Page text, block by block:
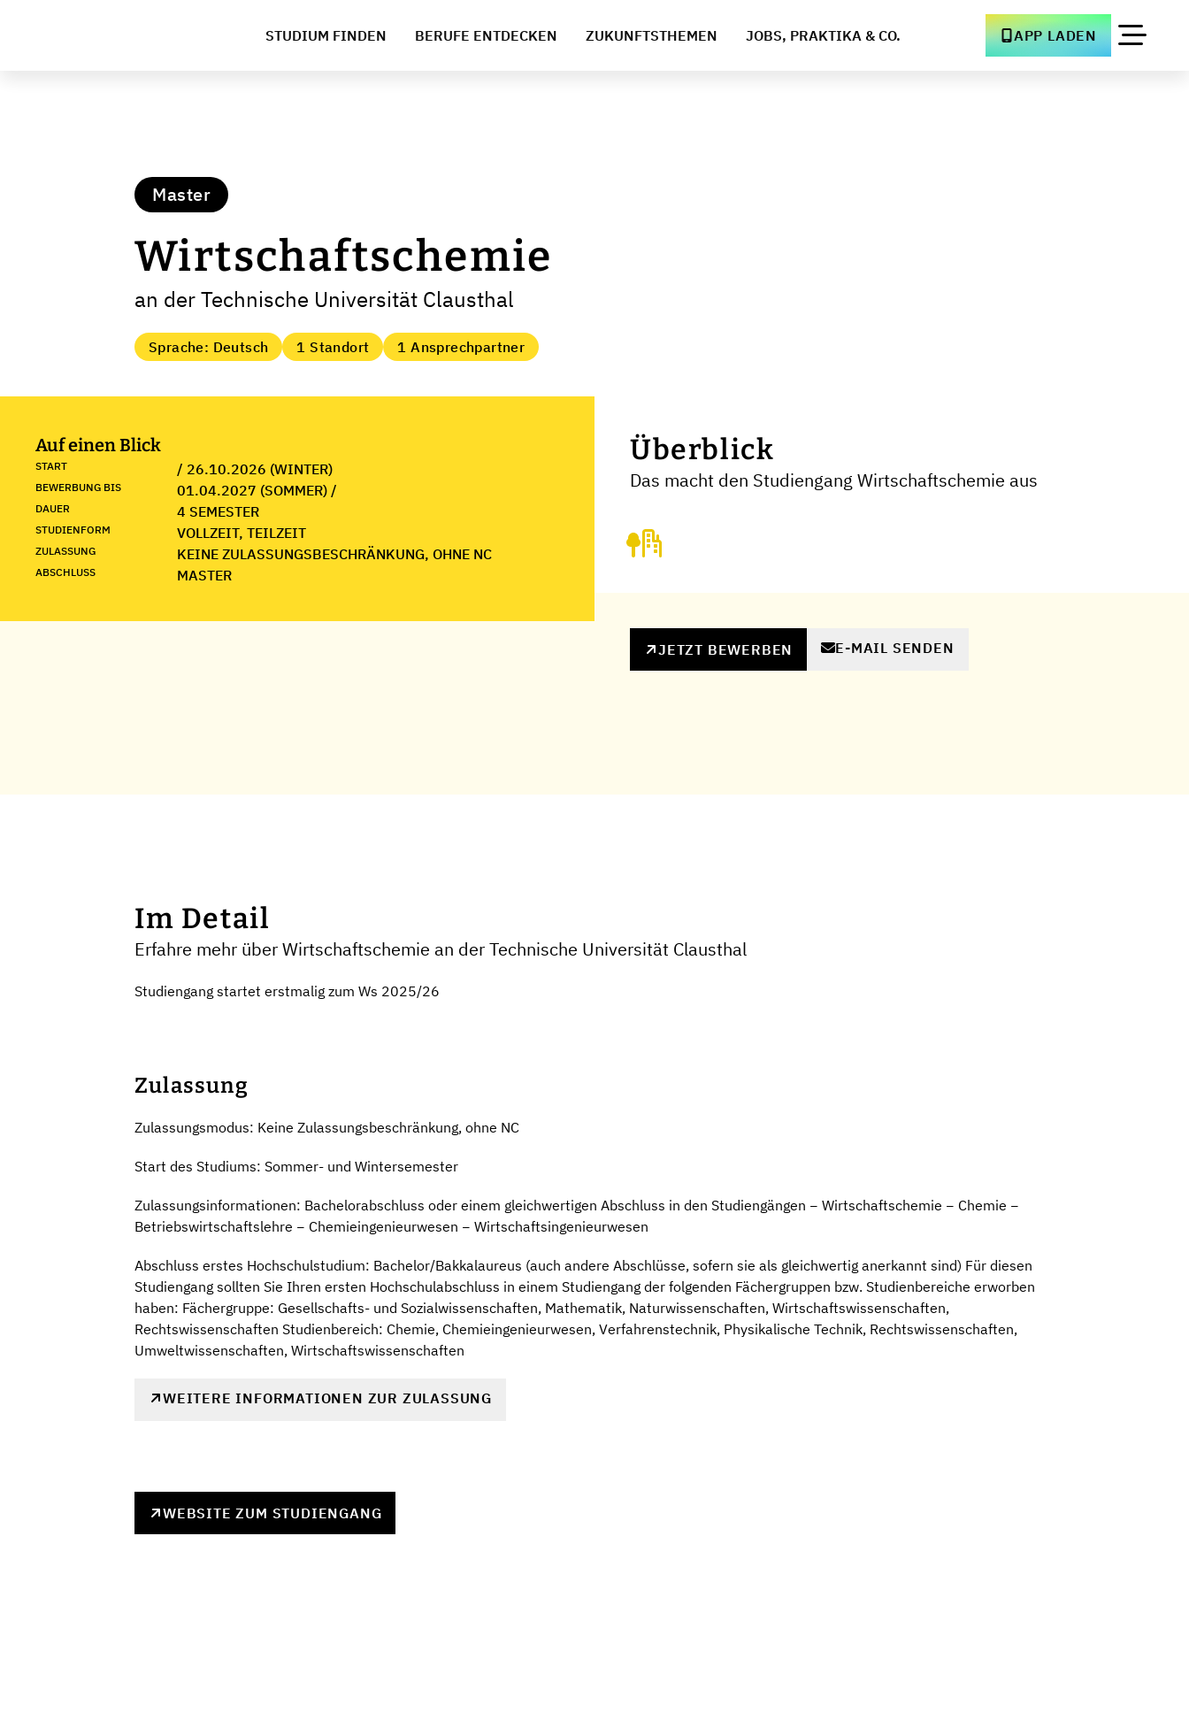
STUDIUM FINDEN BERUFE ENTDECKEN ZUKUNFTSTHEMEN JOBS, PRAKTIKA & CO. APP LADEN
Master
Wirtschaftschemie
an der Technische Universität Clausthal
Sprache: Deutsch 1 Standort 1 Ansprechpartner
Auf einen Blick
START / 26.10.2026 (WINTER)
BEWERBUNG BIS 01.04.2027 (SOMMER) /
DAUER 4 SEMESTER
STUDIENFORM VOLLZEIT, TEILZEIT
ZULASSUNG KEINE ZULASSUNGSBESCHRÄNKUNG, OHNE NC
ABSCHLUSS MASTER
Überblick
Das macht den Studiengang Wirtschaftschemie aus
JETZT BEWERBEN E-MAIL SENDEN
Im Detail
Erfahre mehr über Wirtschaftschemie an der Technische Universität Clausthal
Studiengang startet erstmalig zum Ws 2025/26
Zulassung
Zulassungsmodus: Keine Zulassungsbeschränkung, ohne NC
Start des Studiums: Sommer- und Wintersemester
Zulassungsinformationen: Bachelorabschluss oder einem gleichwertigen Abschluss in den Studiengängen − Wirtschaftschemie − Chemie −
Betriebswirtschaftslehre − Chemieingenieurwesen − Wirtschaftsingenieurwesen
Abschluss erstes Hochschulstudium: Bachelor/Bakkalaureus (auch andere Abschlüsse, sofern sie als gleichwertig anerkannt sind) Für diesen
Studiengang sollten Sie Ihren ersten Hochschulabschluss in einem Studiengang der folgenden Fächergruppen bzw. Studienbereiche erworben
haben: Fächergruppe: Gesellschafts- und Sozialwissenschaften, Mathematik, Naturwissenschaften, Wirtschaftswissenschaften,
Rechtswissenschaften Studienbereich: Chemie, Chemieingenieurwesen, Verfahrenstechnik, Physikalische Technik, Rechtswissenschaften,
Umweltwissenschaften, Wirtschaftswissenschaften
WEITERE INFORMATIONEN ZUR ZULASSUNG
WEBSITE ZUM STUDIENGANG